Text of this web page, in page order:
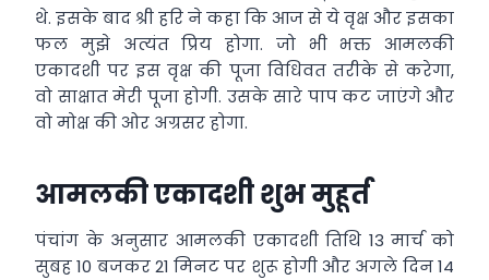
थे. इसके बाद श्री हरि ने कहा कि आज से ये वृक्ष और इसका
फल मुझे अत्यंत प्रिय होगा. जो भी भक्त आमलकी
एकादशी पर इस वृक्ष की पूजा विधिवत तरीके से करेगा,
वो साक्षात मेरी पूजा होगी. उसके सारे पाप कट जाएंगे और
वो मोक्ष की ओर अग्रसर होगा.
आमलकी एकादशी शुभ मुहूर्त
पंचांग के अनुसार आमलकी एकादशी तिथि 13 मार्च को
सुबह 10 बजकर 21 मिनट पर शुरू होगी और अगले दिन 14